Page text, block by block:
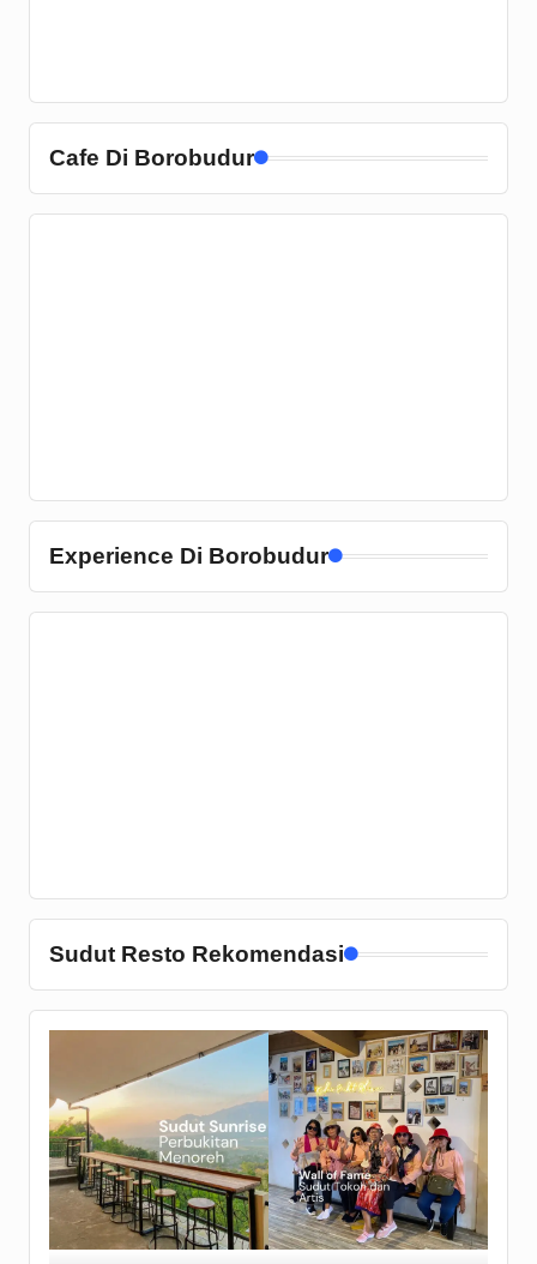
Cafe Di Borobudur
Experience Di Borobudur
Sudut Resto Rekomendasi